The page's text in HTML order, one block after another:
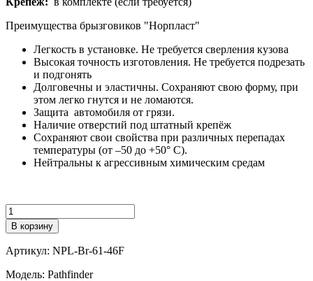
Преимущества брызговиков "Норпласт"
Легкость в установке. Не требуется сверления кузова
Высокая точность изготовления. Не требуется подрезать
и подгонять
Долговечны и эластичны. Сохраняют свою форму, при
этом легко гнутся и не ломаются.
Защита автомобиля от грязи.
Наличие отверстий под штатный крепёж
Сохраняют свои свойства при различных перепадах
температуры (от –50 до +50° С).
Нейтральны к агрессивным химическим средам
Количество
В корзину
Артикул: NPL-Br-61-46F
Модель: Pathfinder